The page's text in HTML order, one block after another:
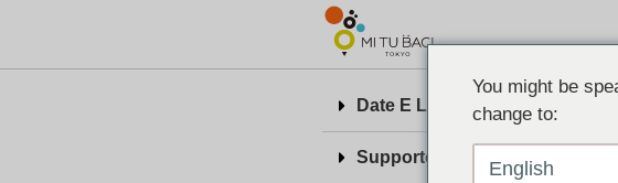
Date E Luogo Delle Prenotazioni
Supporto In Inglese E Servizio
You might be
change to:
English